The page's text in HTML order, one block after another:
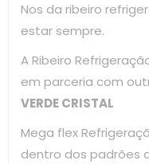
Nos da ribeiro
estar sempre.
A Ribeiro
em parceria com
VERDE CRISTAL
Mega flex
dentro dos padrões